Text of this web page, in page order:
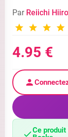
Par Reiichi Hiiro
4.95 €
Ce